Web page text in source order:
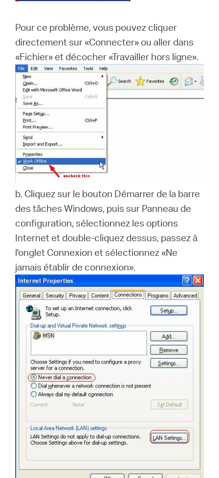
Pour ce problème, vous pouvez cliquer
directement sur «Connecter» ou aller dans
«Fichier» et décocher «Travailler hors ligne».
b. Cliquez sur le bouton Démarrer de la barre
des tâches Windows, puis sur Panneau de
configuration, sélectionnez les options
Internet et double-cliquez dessus, passez à
l'onglet Connexion et sélectionnez «Ne
jamais établir de connexion».